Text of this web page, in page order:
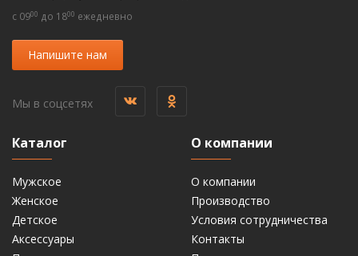
c 0900 до 1800 ежедневно
Напишите нам
Мы в соцсетях
Каталог
Мужское
Женское
Детское
Аксессуары
О компании
О компании
Производство
Условия сотрудничества
Контакты